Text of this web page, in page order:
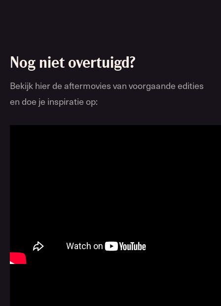
Nog niet overtuigd?
Bekijk hier de aftermovies van voorgaande edities
en doe je inspiratie op: